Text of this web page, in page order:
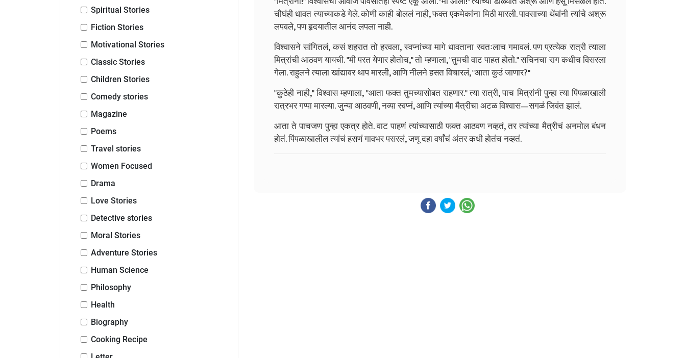
Spiritual Stories
Fiction Stories
Motivational Stories
Classic Stories
Children Stories
Comedy stories
Magazine
Poems
Travel stories
Women Focused
Drama
Love Stories
Detective stories
Moral Stories
Adventure Stories
Human Science
Philosophy
Health
Biography
Cooking Recipe
चौघंही धावत त्याच्याकडे गेले. कोणी काही बोललं नाही, फक्त एकमेकांना मिठी मारली. पावसाच्या थेंबांनी त्यांचे अश्रू
लपवले, पण हृदयातील आनंद लपला नाही.
विश्वासने सांगितलं, कसं शहरात तो हरवला, स्वप्नांच्या मागे धावताना स्वतःलाच गमावलं. पण प्रत्येक रात्री त्याला
मित्रांची आठवण यायची. "मी परत येणार होतोच," तो म्हणाला, "तुमची वाट पाहत होतो." सचिनचा राग कधीच विसरला
गेला. राहुलने त्याला खांद्यावर थाप मारली, आणि नीलने हसत विचारलं, "आता कुठं जाणार?"
"कुठेही नाही," विश्वास म्हणाला, "आता फक्त तुमच्यासोबत राहणार." त्या रात्री, पाच मित्रांनी पुन्हा त्या पिंपळाखाली
रात्रभर गप्पा मारल्या. जुन्या आठवणी, नव्या स्वप्नं, आणि त्यांच्या मैत्रीचा अटळ विश्वास—सगळं जिवंत झालं.
आता ते पाचजण पुन्हा एकत्र होते. वाट पाहणं त्यांच्यासाठी फक्त आठवण नव्हतं, तर त्यांच्या मैत्रीचं अनमोल बंधन
होतं. पिंपळाखालील त्यांचं हसणं गावभर पसरलं, जणू दहा वर्षांचं अंतर कधी होतंच नव्हतं.